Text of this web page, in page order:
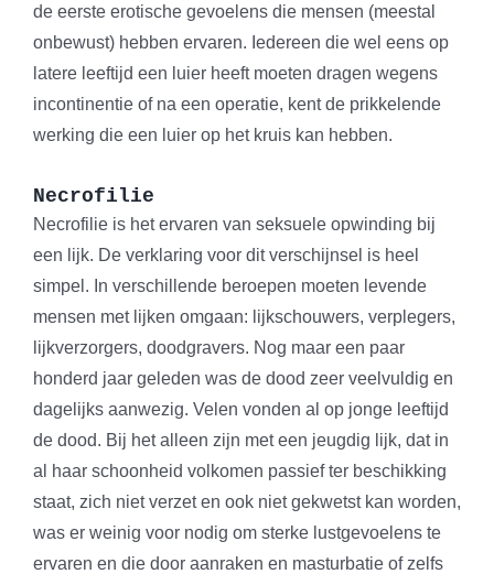
de eerste erotische gevoelens die mensen (meestal
onbewust) hebben ervaren. Iedereen die wel eens op
latere leeftijd een luier heeft moeten dragen wegens
incontinentie of na een operatie, kent de prikkelende
werking die een luier op het kruis kan hebben.
Necrofilie
Necrofilie is het ervaren van seksuele opwinding bij
een lijk. De verklaring voor dit verschijnsel is heel
simpel. In verschillende beroepen moeten levende
mensen met lijken omgaan: lijkschouwers, verplegers,
lijkverzorgers, doodgravers. Nog maar een paar
honderd jaar geleden was de dood zeer veelvuldig en
dagelijks aanwezig. Velen vonden al op jonge leeftijd
de dood. Bij het alleen zijn met een jeugdig lijk, dat in
al haar schoonheid volkomen passief ter beschikking
staat, zich niet verzet en ook niet gekwetst kan worden,
was er weinig voor nodig om sterke lustgevoelens te
ervaren en die door aanraken en masturbatie of zelfs